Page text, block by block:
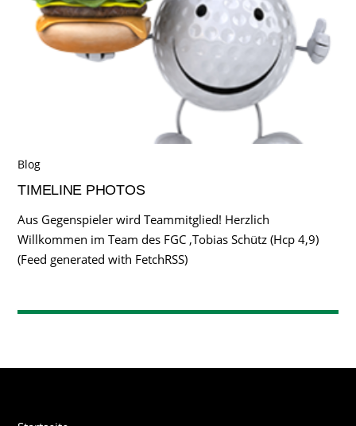
Blog
TIMELINE PHOTOS
Aus Gegenspieler wird Teammitglied! Herzlich
Willkommen im Team des FGC ,Tobias Schütz (Hcp 4,9)
(Feed generated with FetchRSS)